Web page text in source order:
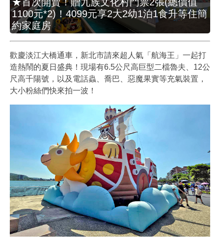
1100元*2)！4099元享2大2幼1泊1食升等住簡
約家庭房
歡慶淡江大橋通車，新北市請來超人氣「航海王」一起打
造熱鬧的夏日盛典！現場有6.5公尺高巨型二檔魯夫、12公
尺高千陽號，以及電話蟲、喬巴、惡魔果實等充氣裝置，
大小粉絲們快來拍一波！